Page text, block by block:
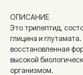
ОПИСАНИЕ
Это трипептид,
глицина и
восстановленная
высокой
организмом.